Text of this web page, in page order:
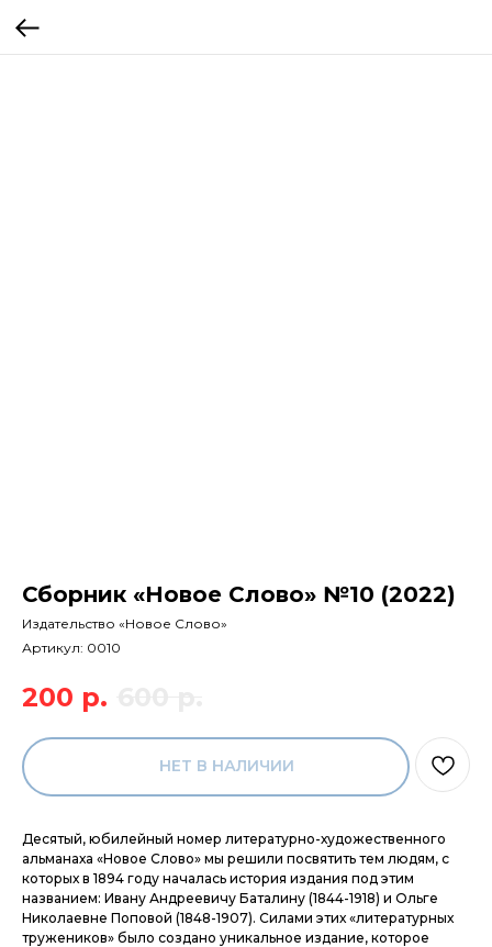
Сборник «Новое Слово» №10 (2022)
Издательство «Новое Слово»
Артикул: 0010
200 р.
НЕТ В НАЛИЧИИ
Десятый, юбилейный номер литературно-художественного
альманаха «Новое Слово» мы решили посвятить тем людям, с
которых в 1894 году началась история издания под этим
названием: Ивану Андреевичу Баталину (1844-1918) и Ольге
Николаевне Поповой (1848-1907). Силами этих «литературных
тружеников» было создано уникальное издание, которое